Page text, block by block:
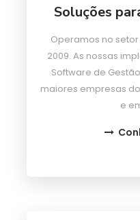
Soluções
Operamos no
2009. As nossas
Software de
maiores empresas
e